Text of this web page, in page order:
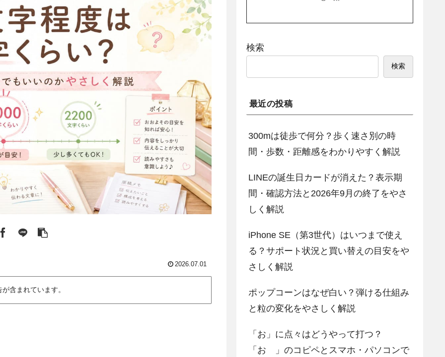
2026.07.01
含まれています。
検索
検索
最近の投稿
300mは徒歩で何分？歩く速さ別の時
間・歩数・距離感をわかりやすく解説
LINEの誕生日カードが消えた？表示期
間・確認方法と2026年9月の終了をやさ
しく解説
iPhone SE（第3世代）はいつまで使え
る？サポート状況と買い替えの目安をや
さしく解説
ポップコーンはなぜ白い？弾ける仕組み
と粒の変化をやさしく解説
「お」に点々はどうやって打つ？
「お゙」のコピペとスマホ・パソコンで